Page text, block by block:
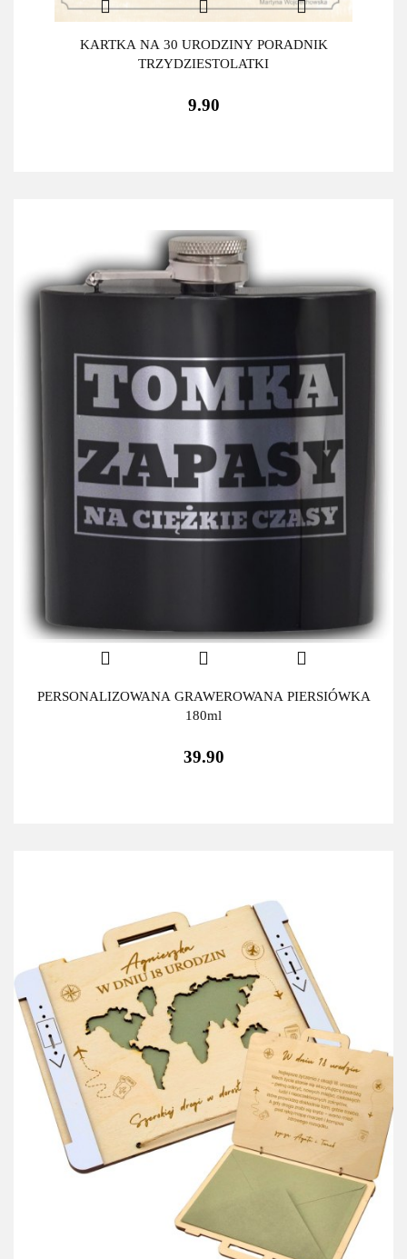
KARTKA NA 30 URODZINY PORADNIK
TRZYDZIESTOLATKI
9.90
PERSONALIZOWANA GRAWEROWANA PIERSIÓWKA
180ml
39.90